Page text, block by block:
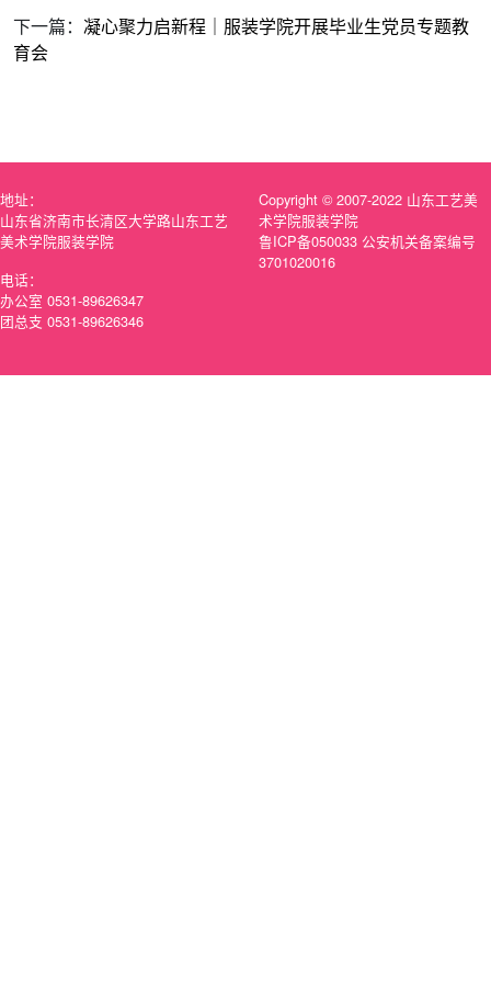
下一篇： 凝心聚力启新程｜服装学院开展毕业生党员专题教
育会
地址：
山东省济南市长清区大学路山东工艺
美术学院服装学院
电话：
办公室 0531-89626347
团总支 0531-89626346
Copyright © 2007-2022 山东工艺美
术学院服装学院
鲁ICP备050033 公安机关备案编号
3701020016